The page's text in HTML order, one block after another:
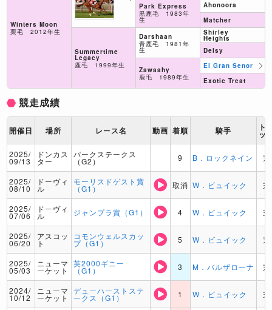
Winters Moon
栗毛 2012年生
Summertime
Legacy
鹿毛 1999年生
Park Express
黒鹿毛 1983年
生
Darshaan
青鹿毛 1981年
生
Zawaahy
鹿毛 1989年生
Ahonoora
Matcher
Shirley
Heights
Delsy
El Gran Senor
Exotic Treat
競走成績
開催日 場所 レース名 動画 着順 騎手 ト
ッ
2025/
09/13
ドンカス
ター
パークステークス
（G2） 9 B．ロックネイン 芝
2025/
08/10
ドーヴィ
ル
モーリスドゲスト賞
（G1） 取消 W．ビュイック 芝
2025/
07/06
ドーヴィ
ル ジャンプラ賞（G1） 4 W．ビュイック 芝
2025/
06/20
アスコッ
ト
コモンウェルスカッ
プ（G1） 5 W．ビュイック 芝
2025/
05/03
ニューマ
ーケット
英2000ギニー
（G1） 3 M．バルザローナ 芝
2024/
10/12
ニューマ
ーケット
デューハーストステ
ークス（G1） 1 W．ビュイック 芝